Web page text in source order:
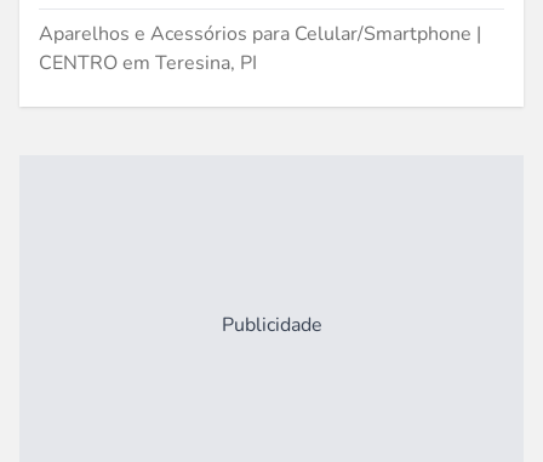
Aparelhos e Acessórios para Celular/Smartphone |
CENTRO em Teresina, PI
Publicidade